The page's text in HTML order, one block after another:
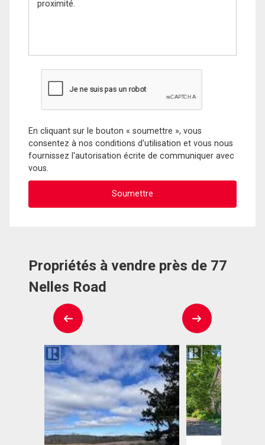
En cliquant sur le bouton « soumettre », vous
consentez à nos conditions d'utilisation et vous nous
fournissez l'autorisation écrite de communiquer avec
vous.
Propriétés à vendre près de 77
Nelles Road